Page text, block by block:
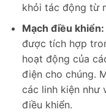
khỏi tác động từ
Mạch điều khiển:
được tích hợp
hoạt động của
điện cho chúng.
các linh kiện như
điều khiển.